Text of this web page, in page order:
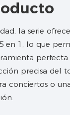
la serie
en 1, lo que
perfecta
precisa del
conciertos o